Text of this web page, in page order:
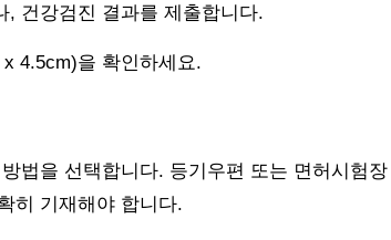
, 건강검진 결과를 제출합니다.
4.5cm)을 확인하세요.
법을 선택합니다. 등기우편 또는 면허시험
히 기재해야 합니다.